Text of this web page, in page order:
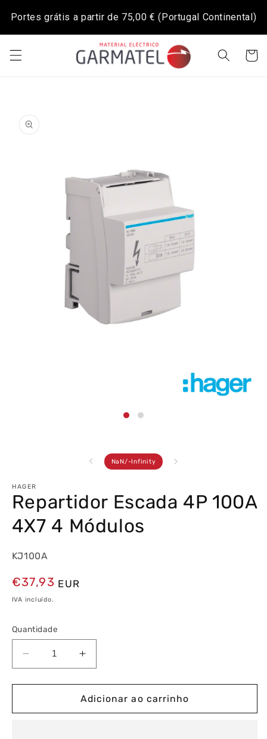
Portes grátis a partir de 75,00 € (Portugal Continental)
para o
conteúdo
informação
do produto
NaN/ de
-Infinity
HAGER
Repartidor Escada 4P 100A
4X7 4 Módulos
KJ100A
Preço
normal
€37,93 EUR
IVA incluído.
Quantidade
Diminuir
a
quantidade
Repartidor
Aumentar
a
quantidade
de
Repartidor
Adicionar ao carrinho